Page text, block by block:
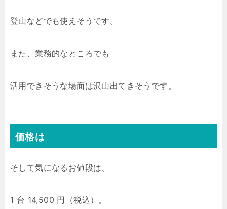
登山などでも使えそうです。
また、業務的なところでも
活用できそうな場面は沢山出てきそうです。
価格は
そして気になるお値段は、
1 台 14,500 円（税込）。